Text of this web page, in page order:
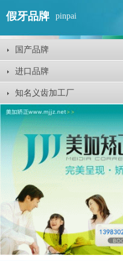
假牙品牌 pinpai
国产品牌
进口品牌
知名义齿加工厂